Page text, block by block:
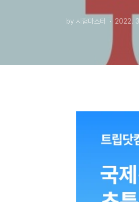
by 시험마스터 2022.